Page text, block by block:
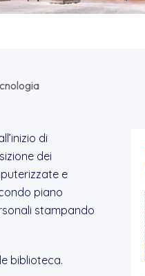
di
dei
e
piano
stampando
biblioteca.